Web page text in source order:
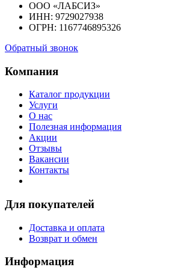
ООО «ЛАБСИЗ»
ИНН: 9729027938
ОГРН: 1167746895326
Обратный звонок
Компания
Каталог продукции
Услуги
О нас
Полезная информация
Акции
Отзывы
Вакансии
Контакты
Для покупателей
Доставка и оплата
Возврат и обмен
Информация